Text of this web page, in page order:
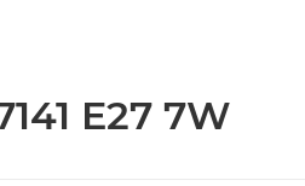
E27 7W